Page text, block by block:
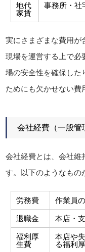
地代
家賃
事務所・社
実にさまざまな費用が
現場を運営する上で必
場の安全性を確保した
ためにも欠かせない費
会社経費（一般管
会社経費とは、会社維
す。以下のようなもの
労務費 作業員
退職金 本店・
福利厚
生費
本店や
る福利